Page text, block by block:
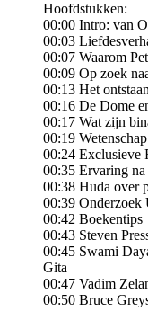
Hoofdstukken:
00:00 Intro: van
00:03
00:07 Waarom
00:09 Op zoek
00:13 Het
00:16 De Dome
00:17 Wat zijn
00:19
00:24 Exclusieve
00:35 Ervaring na
00:38 Huda over
00:39 Onderzoek
00:42 Boekentips
00:43 Steven
00:45 Swami
Gita
00:47 Vadim
00:50 Bruce